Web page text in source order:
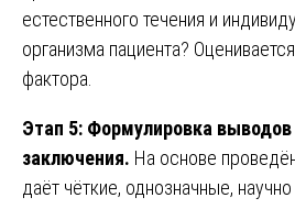
естественного течения и
организма пациента?
фактора.
Этап 5: Формулировка выводов
заключения. На основе
даёт чёткие, однозначные,